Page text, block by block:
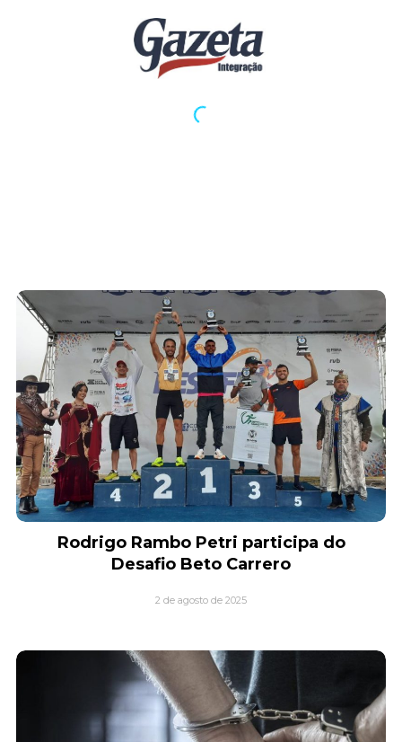
Rodrigo Rambo Petri participa do
Desafio Beto Carrero
2 de agosto de 2025